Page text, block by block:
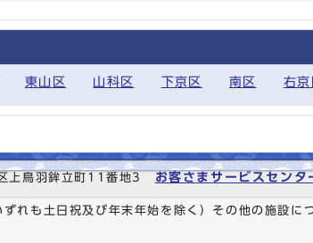
東山区 山科区 下京区 南区 右京
鳥羽鉾立町11番地3 お客さまサービスセンタ
れも土日祝及び年末年始を除く）その他の施設に